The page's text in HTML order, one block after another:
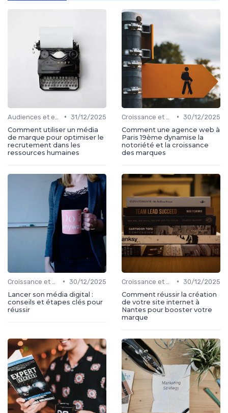
• 31/12/2025
Comment utiliser un média
de marque pour optimiser le
recrutement dans les
ressources humaines
• 30/12/2025
Comment une agence web à
Paris 19ème dynamise la
notoriété et la croissance
des marques
• 30/12/2025
Lancer son média digital :
conseils et étapes clés pour
réussir
• 30/12/2025
Comment réussir la création
de votre site internet à
Nantes pour booster votre
marque